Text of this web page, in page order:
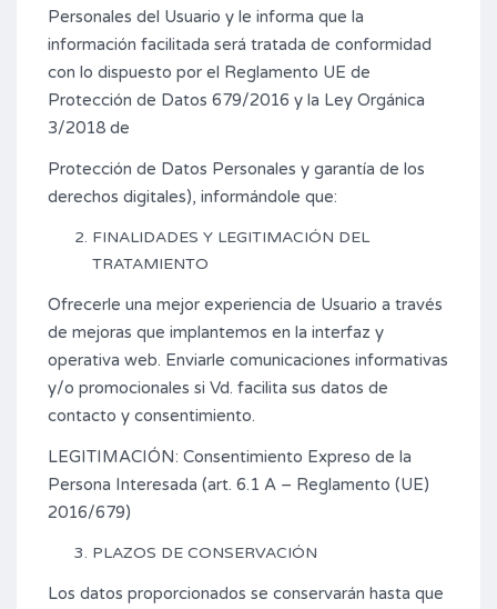
Personales del Usuario y le informa que la
información facilitada será tratada de conformidad
con lo dispuesto por el Reglamento UE de
Protección de Datos 679/2016 y la Ley Orgánica
3/2018 de
Protección de Datos Personales y garantía de los
derechos digitales), informándole que:
FINALIDADES Y LEGITIMACIÓN DEL
TRATAMIENTO
Ofrecerle una mejor experiencia de Usuario a través
de mejoras que implantemos en la interfaz y
operativa web. Enviarle comunicaciones informativas
y/o promocionales si Vd. facilita sus datos de
contacto y consentimiento.
LEGITIMACIÓN: Consentimiento Expreso de la
Persona Interesada (art. 6.1 A – Reglamento (UE)
2016/679)
PLAZOS DE CONSERVACIÓN
Los datos proporcionados se conservarán hasta que